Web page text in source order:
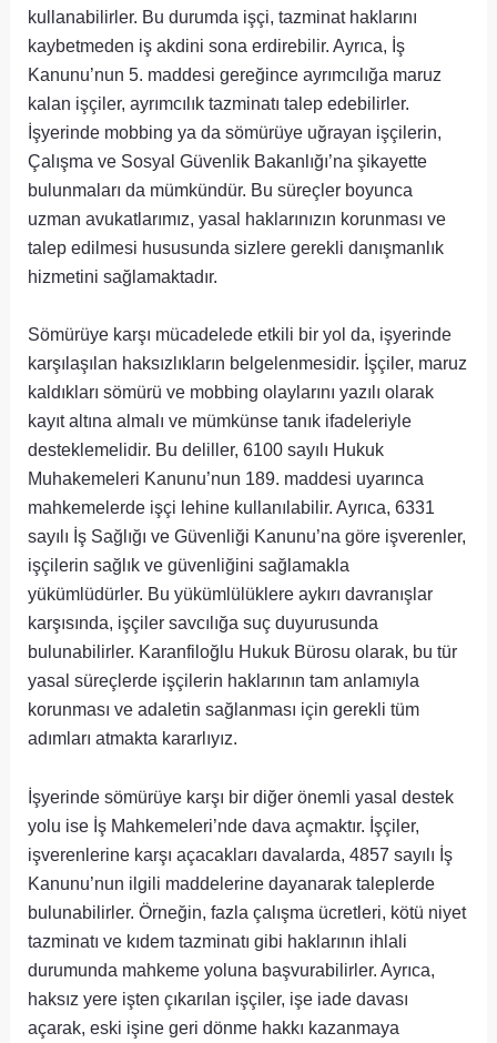
kullanabilirler. Bu durumda işçi, tazminat haklarını
kaybetmeden iş akdini sona erdirebilir. Ayrıca, İş
Kanunu’nun 5. maddesi gereğince ayrımcılığa maruz
kalan işçiler, ayrımcılık tazminatı talep edebilirler.
İşyerinde mobbing ya da sömürüye uğrayan işçilerin,
Çalışma ve Sosyal Güvenlik Bakanlığı’na şikayette
bulunmaları da mümkündür. Bu süreçler boyunca
uzman avukatlarımız, yasal haklarınızın korunması ve
talep edilmesi hususunda sizlere gerekli danışmanlık
hizmetini sağlamaktadır.
Sömürüye karşı mücadelede etkili bir yol da, işyerinde
karşılaşılan haksızlıkların belgelenmesidir. İşçiler, maruz
kaldıkları sömürü ve mobbing olaylarını yazılı olarak
kayıt altına almalı ve mümkünse tanık ifadeleriyle
desteklemelidir. Bu deliller, 6100 sayılı Hukuk
Muhakemeleri Kanunu’nun 189. maddesi uyarınca
mahkemelerde işçi lehine kullanılabilir. Ayrıca, 6331
sayılı İş Sağlığı ve Güvenliği Kanunu’na göre işverenler,
işçilerin sağlık ve güvenliğini sağlamakla
yükümlüdürler. Bu yükümlülüklere aykırı davranışlar
karşısında, işçiler savcılığa suç duyurusunda
bulunabilirler. Karanfiloğlu Hukuk Bürosu olarak, bu tür
yasal süreçlerde işçilerin haklarının tam anlamıyla
korunması ve adaletin sağlanması için gerekli tüm
adımları atmakta kararlıyız.
İşyerinde sömürüye karşı bir diğer önemli yasal destek
yolu ise İş Mahkemeleri’nde dava açmaktır. İşçiler,
işverenlerine karşı açacakları davalarda, 4857 sayılı İş
Kanunu’nun ilgili maddelerine dayanarak taleplerde
bulunabilirler. Örneğin, fazla çalışma ücretleri, kötü niyet
tazminatı ve kıdem tazminatı gibi haklarının ihlali
durumunda mahkeme yoluna başvurabilirler. Ayrıca,
haksız yere işten çıkarılan işçiler, işe iade davası
açarak, eski işine geri dönme hakkı kazanmaya